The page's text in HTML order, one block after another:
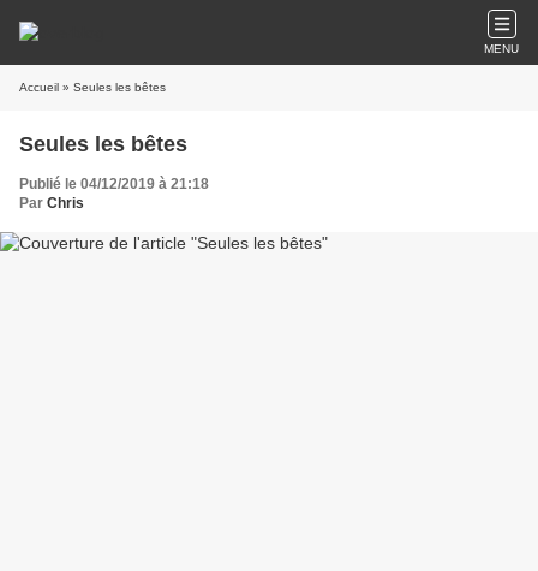
MENU
Accueil » Seules les bêtes
Seules les bêtes
Publié le 04/12/2019 à 21:18
Par Chris